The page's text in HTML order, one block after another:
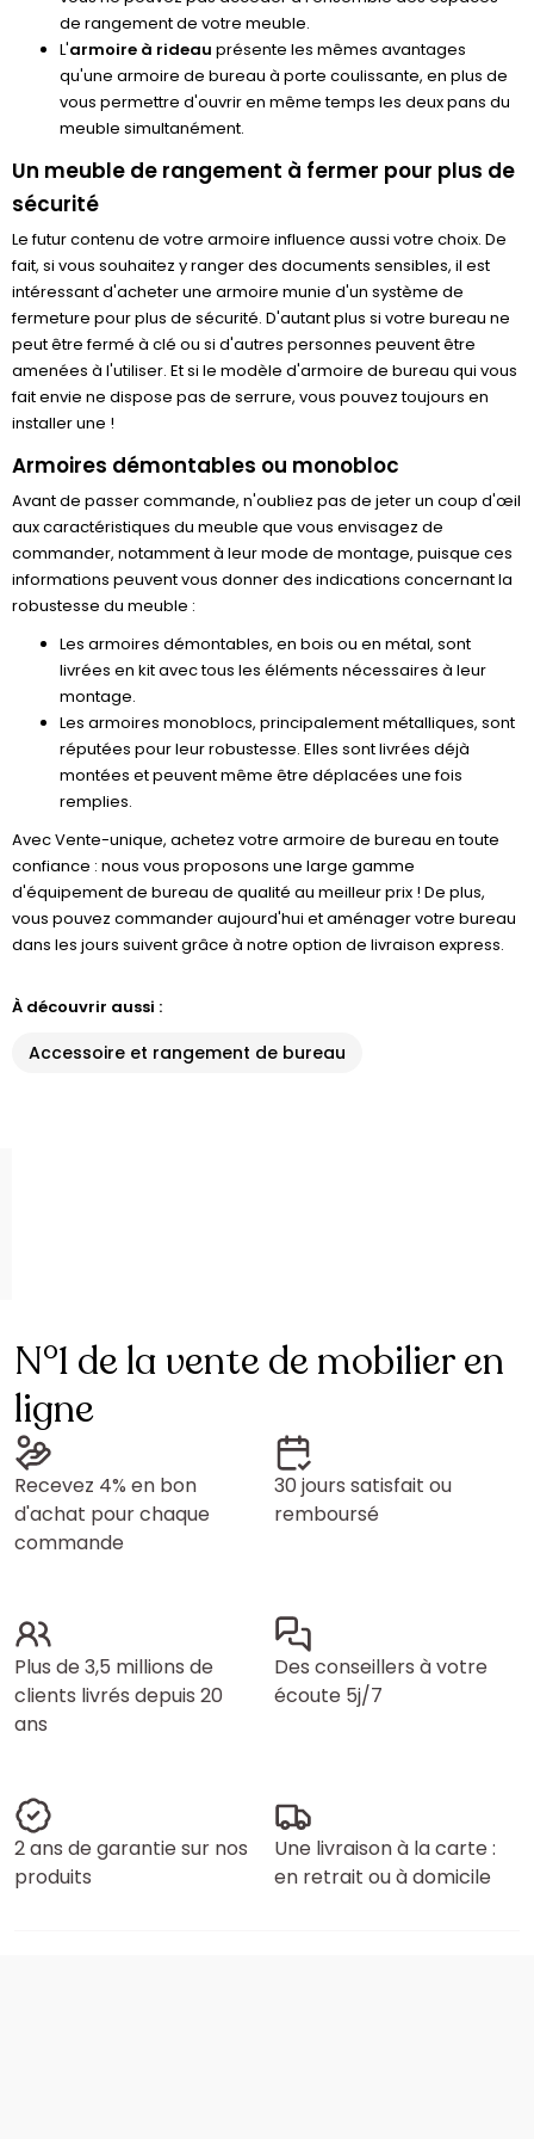
de rangement de votre meuble.
L'armoire à rideau présente les mêmes avantages
qu'une armoire de bureau à porte coulissante, en plus de
vous permettre d'ouvrir en même temps les deux pans du
meuble simultanément.
Un meuble de rangement à fermer pour plus de
sécurité
Le futur contenu de votre armoire influence aussi votre choix. De
fait, si vous souhaitez y ranger des documents sensibles, il est
intéressant d'acheter une armoire munie d'un système de
fermeture pour plus de sécurité. D'autant plus si votre bureau ne
peut être fermé à clé ou si d'autres personnes peuvent être
amenées à l'utiliser. Et si le modèle d'armoire de bureau qui vous
fait envie ne dispose pas de serrure, vous pouvez toujours en
installer une !
Armoires démontables ou monobloc
Avant de passer commande, n'oubliez pas de jeter un coup d'œil
aux caractéristiques du meuble que vous envisagez de
commander, notamment à leur mode de montage, puisque ces
informations peuvent vous donner des indications concernant la
robustesse du meuble :
Les armoires démontables, en bois ou en métal, sont
livrées en kit avec tous les éléments nécessaires à leur
montage.
Les armoires monoblocs, principalement métalliques, sont
réputées pour leur robustesse. Elles sont livrées déjà
montées et peuvent même être déplacées une fois
remplies.
Avec Vente-unique, achetez votre armoire de bureau en toute
confiance : nous vous proposons une large gamme
d'équipement de bureau de qualité au meilleur prix ! De plus,
vous pouvez commander aujourd'hui et aménager votre bureau
dans les jours suivent grâce à notre option de livraison express.
À découvrir aussi :
Accessoire et rangement de bureau
N°1 de la vente de mobilier en
ligne
Recevez 4% en bon
d'achat pour chaque
commande
30 jours satisfait ou
remboursé
Plus de 3,5 millions de
clients livrés depuis 20
ans
Des conseillers à votre
écoute 5j/7
2 ans de garantie sur nos
produits
Une livraison à la carte :
en retrait ou à domicile